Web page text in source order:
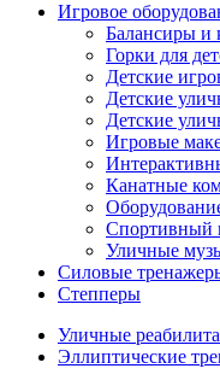
Игровое
Балансиры и
Горки для
Детские
Детские
Детские
Игровые
Канатные
Спортивный
Уличные
Силовые
Степперы
Уличные
Эллиптические